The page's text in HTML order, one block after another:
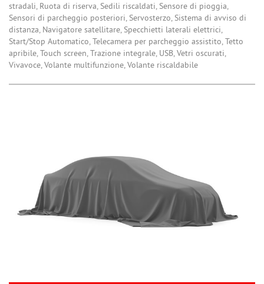
stradali, Ruota di riserva, Sedili riscaldati, Sensore di pioggia,
Sensori di parcheggio posteriori, Servosterzo, Sistema di avviso di
distanza, Navigatore satellitare, Specchietti laterali elettrici,
Start/Stop Automatico, Telecamera per parcheggio assistito, Tetto
apribile, Touch screen, Trazione integrale, USB, Vetri oscurati,
Vivavoce, Volante multifunzione, Volante riscaldabile